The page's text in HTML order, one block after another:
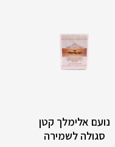
נועם אלימלך קטן
סגולה לשמירה